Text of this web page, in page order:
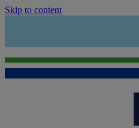
Skip to content